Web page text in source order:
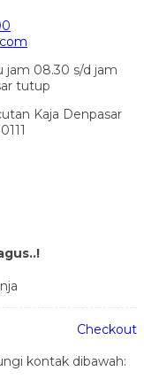
jam 08.30 s/d jam
tutup
Kaja Denpasar
Checkout
kontak dibawah: